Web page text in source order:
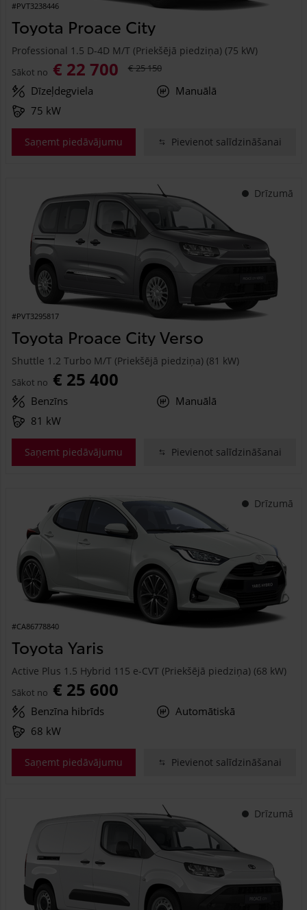
#PVT3238446
Toyota Proace City
Professional 1.5 D-4D M/T (Priekšējā piedziņa) (75 kW)
Sākot no € 22 700 € 25 150
Dīzeļdegviela
Manuālā
75 kW
Saņemt piedāvājumu Pievienot salīdzināšanai
Drīzumā
#PVT3295817
Toyota Proace City Verso
Shuttle 1.2 Turbo M/T (Priekšējā piedziņa) (81 kW)
Sākot no € 25 400
Benzīns
Manuālā
81 kW
Saņemt piedāvājumu Pievienot salīdzināšanai
Drīzumā
#CA86778840
Toyota Yaris
Active Plus 1.5 Hybrid 115 e-CVT (Priekšējā piedziņa) (68 kW)
Sākot no € 25 600
Benzīna hibrīds
Automātiskā
68 kW
Saņemt piedāvājumu Pievienot salīdzināšanai
Drīzumā